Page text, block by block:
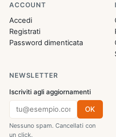
ACCOUNT
Accedi
Registrati
Password dimenticata
NEWSLETTER
Iscriviti agli aggiornamenti
OK
Nessuno spam. Cancellati con
un click.